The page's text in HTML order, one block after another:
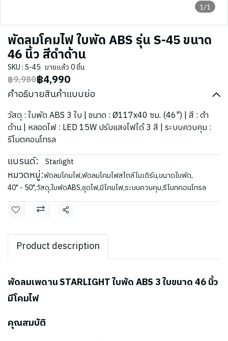
1/1
พัดลมโคมไฟ ใบพัด ABS รุ่น S-45 ขนาด
46 นิ้ว สีดำด้าน
SKU : S-45 ขายแล้ว 0 ชิ้น
฿9,980฿4,990
คำอธิบายสินค้าแบบย่อ
วัสดุ : ใบพัด ABS 3 ใบ | ขนาด : Ø117x40 ซม. (46") | สี : ดำ
ด้าน | หลอดไฟ : LED 15W ปรับแสงไฟได้ 3 สี | ระบบควบคุม :
รีโมตคอนโทรล
แบรนด์: Starlight
หมวดหมู่:พัดลมโคมไฟ,พัดลมโคมไฟสไตล์โมเดิร์น,ขนาดใบพัด,
40" - 50",วัสดุ,ใบพัดABS,ชุดไฟ,มีโคมไฟ,ระบบควบคุม,รีโมทคอนโทรล
แชร์
Product description
พัดลมเพดาน STARLIGHT ใบพัด ABS 3 ใบขนาด 46 นิ้ว
มีโคมไฟ
คุณสมบัติ